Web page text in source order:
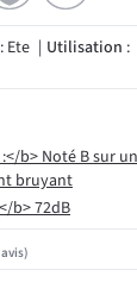
: Ete Utilisation :
avis